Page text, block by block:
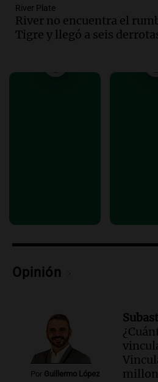
Episodios
contra el tiempo:
Una mañana para todos
Audio.
Panorama Federal
Episodios
River Plate
River no encuentra el
Tigre y llegó a seis
Opinión
Por Guillermo López